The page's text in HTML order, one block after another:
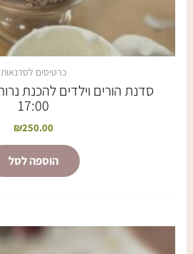
כרטיסים לסדנאות
17:00
₪250.00
הוספה לסל